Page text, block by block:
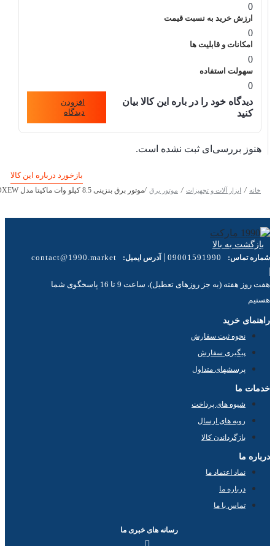
0
ارزش خرید به نسبت قیمت
0
امکانات و قابلیت ها
0
سهولت استفاده
0
دیدگاه خود را در باره این کالا بیان
کنید
افزودن
دیدگاه
هنوز بررسی‌ای ثبت نشده است.
بازخورد درباره این کالا
خانه / ابزار آلات و تجهیزات / موتور برق /موتور برق بنزینی 8.5 کیلو وات ماکیتا مدل MK12900DXEW
بازگشت به بالا
شماره تماس: 09001591990
| آدرس ایمیل: contact@1990.market
|
هفت روز هفته (به جز روزهای تعطیل)، ساعت 9 تا 16 پاسخگوی شما
هستیم
راهنمای خرید
نحوه ثبت سفارش
پیگیری سفارش
پرسشهای متداول
خدمات ما
شیوه های پرداخت
رویه های ارسال
بازگرداندن کالا
درباره ما
نماد اعتماد ما
درباره ما
تماس با ما
رسانه های خبری ما